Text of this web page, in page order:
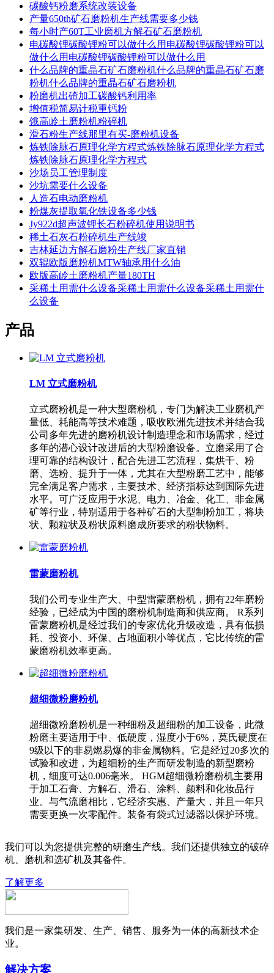
碳酸钙粉磨系统改装设备
产量650th矿石磨粉机生产线需要多少钱
每小时产60T工业磨机方解石矿石磨粉机
电碳酸锂碳酸锂粉可以做什么用电碳酸锂碳酸锂粉可以
做什么用电碳酸锂碳酸锂粉可以做什么用
什么品牌的重晶石矿石磨粉机什么品牌的重晶石矿石磨
粉机什么品牌的重晶石矿石磨粉机
粉磨机出碴加工碳酸钙利用率
增值税简易计税重钙粉
饿高岭土磨粉机粉碎机
滑石粉生产线那里有买-磨粉机设备
炼铁除脉石原理化学方程式炼铁除脉石原理化学方程式
炼铁除脉石原理化学方程式
沙场员工管理制度
沙坑需要什么设备
人造石电动磨粉机
粉煤灰提取氧化铁设备多少钱
Jy922d超声波锂长石粉碎机使用说明书
稀土石灰石粉碎机生产线竣
吉林延边方解石磨粉生产线厂家直销
双辊欧版磨粉机MTW轴承用什么油
欧版高岭土磨粉机产量180TH
采稀土用需什么设备采稀土用需什么设备采稀土用需什
么设备
产品
LM 立式磨粉机
立式磨粉机是一种大型磨粉机，专门为解决工业磨机产
量低、耗能高等技术难题，吸收欧洲先进技术并结合我
公司多年先进的磨粉机设计制造理念和市场需求，经过
多年的潜心设计改进后的大型粉磨设备。立磨采用了合
理可靠的结构设计，配合先进工艺流程，集烘干、粉
磨、选粉、提升于一体，尤其在大型粉磨工艺中，能够
完全满足客户需求，主要技术、经济指标达到国际先进
水平。可广泛应用于水泥、电力、冶金、化工、非金属
矿等行业，特别适用于各种矿石的大型制粉加工，将块
状、颗粒状及粉状原料磨成所要求的粉状物料。
雷蒙磨粉机
我们公司专业生产大、中型雷蒙磨粉机，拥有22年磨粉
经验，已经成为中国的磨粉机制造商和供应商。 R系列
雷蒙磨粉机是经过我们的专家优化升级改造，具有低损
耗、投资小、环保、占地面积小等优点，它比传统的雷
蒙磨粉机效率更高。
超细微粉磨粉机
超细微粉磨粉机是一种细粉及超细粉的加工设备，此微
粉磨主要适用于中、低硬度，湿度小于6%，莫氏硬度在
9级以下的非易燃易爆的非金属物料。它是经过20多次的
试验和改进，为超细粉的生产而研发制造的新型磨粉
机，细度可达0.006毫米。 HGM超细微粉磨粉机主要用
于加工石膏、方解石、滑石、涂料、颜料和化妆品行
业。与气流磨相比，它经济实惠、产量大，并且一年只
需要更换一次零配件。装备有袋式过滤器以保护环境。
我们可以为您提供完整的研磨生产线。我们还提供独立的破碎
机、磨机和选矿机及其备件。
了解更多
我们是一家集研发、生产、销售、服务为一体的高新技术企
业。
解决方案